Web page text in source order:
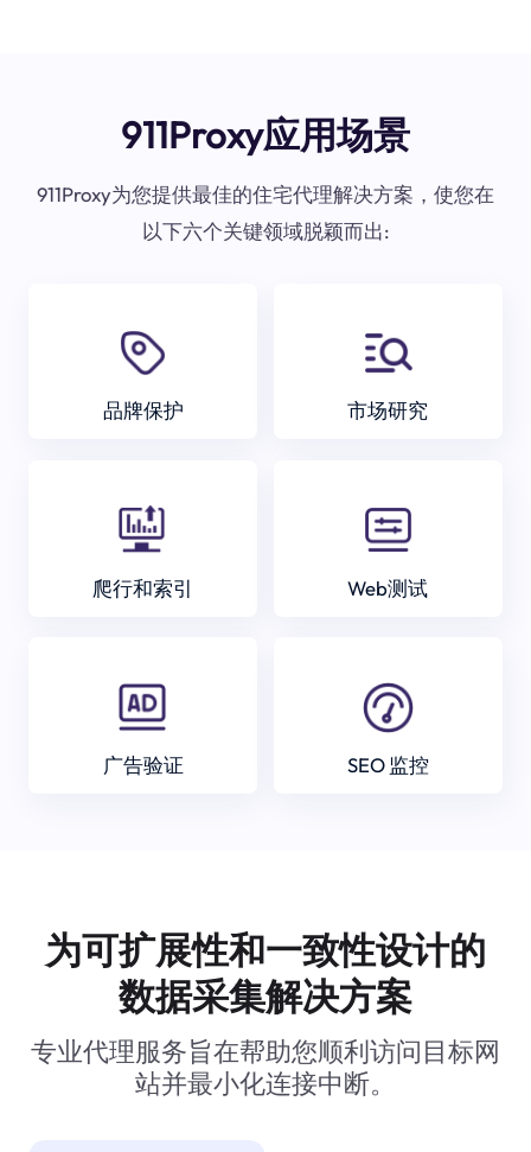
911Proxy应用场景
911Proxy为您提供最佳的住宅代理解决方案，使您在
以下六个关键领域脱颖而出:
品牌保护 市场研究
爬行和索引 Web测试
广告验证 SEO 监控
为可扩展性和一致性设计的
数据采集解决方案
专业代理服务旨在帮助您顺利访问目标网
站并最小化连接中断。